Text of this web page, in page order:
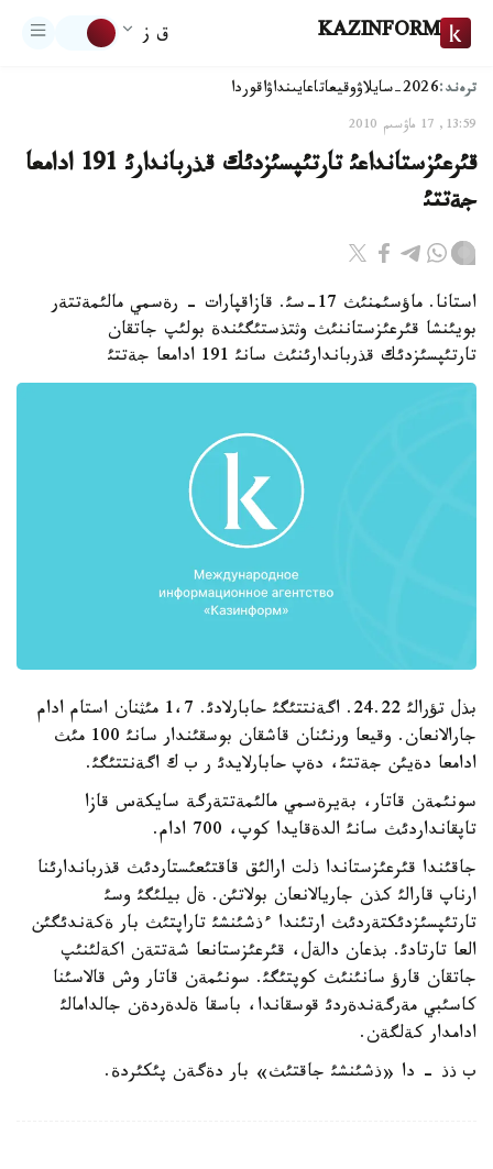
KAZINFORM ق ز
ترەند:2026-سايلاۋ وقيعاتاعايىنداۋاقوردا
13:59, 17 ماۋسىم 2010
قئرعئزستانداعئ تارتئپسئزدئك قذرباندارئ 191 ادامعا
جةتتئ
استانا. ماؤسئمنئث 17-سئ. قازاقپارات - رةسمي مالئمةتتةر
بويئنشا قئرعئزستاننئث وثتذستئگئندة بولئپ جاتقان
تارتئپسئزدئك قذرباندارئنئث سانئ 191 ادامعا جةتتئ
بذل تؤرالئ 24.22. اگةنتتئگئ حابارلادئ. 1،7 مئثنان استام ادام
جارالانعان. وقيعا ورنئنان قاشقان بوسقئندار سانئ 100 مئث
ادامعا دةيئن جةتتئ، دةپ حابارلايدئ ر ب ك اگةنتتئگئ.
سونئمةن قاتار، بةيرةسمي مالئمةتتةرگة سايكةس قازا
تاپقانداردئث سانئ الدةقايدا كوپ، 700 ادام.
جاقئندا قئرعئزستاندا ذلت ارالئق قاقتئعئستاردئث قذرباندارئنا
ارناپ قارالئ كذن جاريالانعان بولاتئن. ةل بيلئگئ وسئ
تارتئپسئزدئكتةردئث ارتئندا ءذشئنشئ تاراپتئث بار ةكةندئگئن
العا تارتادئ. بذعان دالةل، قئرعئزستانعا شةتتةن اكةلئنئپ
جاتقان قارؤ سانئنئث كوپتئگئ. سونئمةن قاتار وش قالاسئنا
كاسئبي مةرگةندةردئ قوسقاندا، باسقا ةلدةردةن جالدامالئ
ادامدار كةلگةن.
ب ذذ - دا «ذشئنشئ جاقتئث» بار دةگةن پئكئردة.